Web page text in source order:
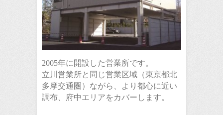
2005年に開設した営業所です。
立川営業所と同じ営業区域（東京都北
多摩交通圏）ながら、より都心に近い
調布、府中エリアをカバーします。